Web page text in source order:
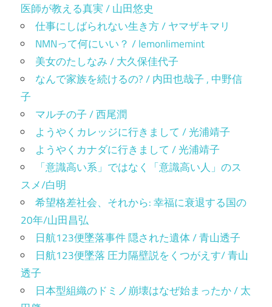
医師が教える真実 / 山田悠史
仕事にしばられない生き方 / ヤマザキマリ
NMNって何にいい？ / lemonlimemint
美女のたしなみ / 大久保佳代子
なんで家族を続けるの? / 内田也哉子 , 中野信
子
マルチの子 / 西尾潤
ようやくカレッジに行きまして / 光浦靖子
ようやくカナダに行きまして / 光浦靖子
「意識高い系」ではなく「意識高い人」のス
スメ/白明
希望格差社会、それから: 幸福に衰退する国の
20年/山田昌弘
日航123便墜落事件 隠された遺体 / 青山透子
日航123便墜落 圧力隔壁説をくつがえす/ 青山
透子
日本型組織のドミノ崩壊はなぜ始まったか / 太